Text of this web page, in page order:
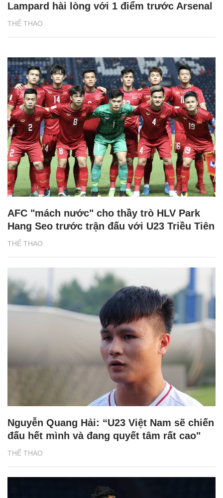
THỂ THAO
Lampard hài lòng với 1 điểm trước Arsenal
THỂ THAO
AFC "mách nước" cho thầy trò HLV Park
Hang Seo trước trận đấu với U23 Triều Tiên
THỂ THAO
Nguyễn Quang Hải: “U23 Việt Nam sẽ chiến
đấu hết mình và đang quyết tâm rất cao"